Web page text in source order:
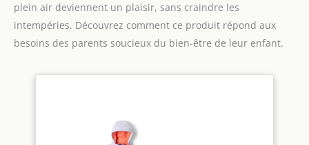
plein air deviennent un plaisir, sans craindre les
intempéries. Découvrez comment ce produit répond aux
besoins des parents soucieux du bien-être de leur enfant.